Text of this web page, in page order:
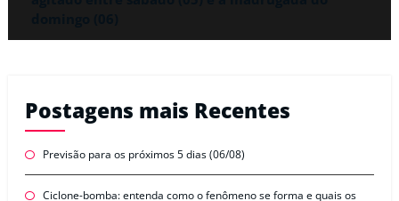
Postagens mais Recentes
Previsão para os próximos 5 dias (06/08)
Ciclone-bomba: entenda como o fenômeno se forma e quais os